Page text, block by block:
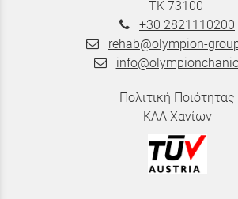
ΤΚ 73100
+30 2821110200
rehab@olympion-
Πολιτική Ποιότητας
ΚΑΑ Χανίων